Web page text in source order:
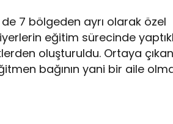
7 bölgeden ayrı olarak özel
eğitim sürecinde
oluşturuldu. Ortaya
bağının yani bir aile